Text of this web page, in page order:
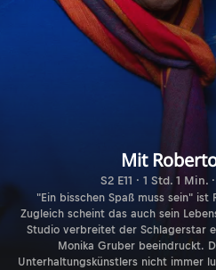
Mit
S2 E11 · 1 Std. 1
"Ein bisschen Spaß muss sein"
Zugleich scheint das auch sein
Studio verbreitet der Schlagerstar
Monika Gruber beeindruckt.
Unterhaltungskünstlers nicht immer